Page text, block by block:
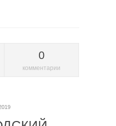
0
комментарии